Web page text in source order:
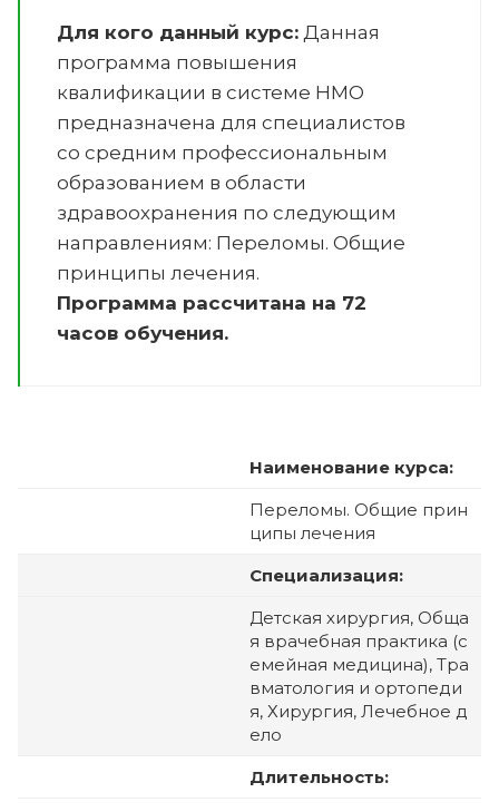
Для кого данный курс: Данная
программа повышения
квалификации в системе НМО
предназначена для специалистов
со средним профессиональным
образованием в области
здравоохранения по следующим
направлениям: Переломы. Общие
принципы лечения.
Программа рассчитана на 72
часов обучения.
Наименование курса:
Переломы. Общие прин
ципы лечения
Специализация:
Детская хирургия, Обща
я врачебная практика (с
емейная медицина), Тра
вматология и ортопеди
я, Хирургия, Лечебное д
ело
Длительность: